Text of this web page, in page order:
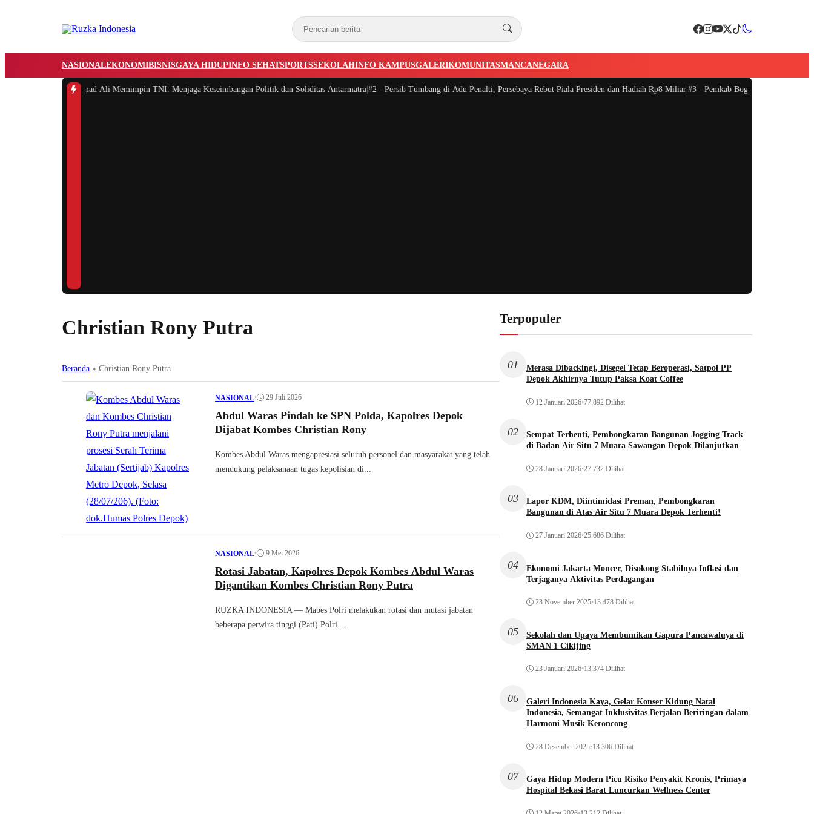
NASIONALEKONOMIBISNISGAYA HIDUPINFO SEHATSPORTSSEKOLAHINFO KAMPUSGALERIKOMUNITASMANCANEGARA
Muhammad Ali Memimpin TNI: Menjaga Keseimbangan Politik dan Soliditas Antarmatra|#2 - Persib Tumbang di Adu Penalti, Persebaya Rebut Piala Presiden dan Hadiah Rp8 Miliar|#3 - Pemkab Bogor Resmi Menetapkan
Christian Rony Putra
Beranda » Christian Rony Putra
NASIONAL• 29 Juli 2026
Abdul Waras Pindah ke SPN Polda, Kapolres Depok
Dijabat Kombes Christian Rony
Kombes Abdul Waras mengapresiasi seluruh personel dan masyarakat yang telah
mendukung pelaksanaan tugas kepolisian di...
NASIONAL• 9 Mei 2026
Rotasi Jabatan, Kapolres Depok Kombes Abdul Waras
Digantikan Kombes Christian Rony Putra
RUZKA INDONESIA — Mabes Polri melakukan rotasi dan mutasi jabatan
beberapa perwira tinggi (Pati) Polri....
Terpopuler
01
Merasa Dibackingi, Disegel Tetap Beroperasi, Satpol PP
Depok Akhirnya Tutup Paksa Koat Coffee
12 Januari 2026•77.892 Dilihat
02
Sempat Terhenti, Pembongkaran Bangunan Jogging Track
di Badan Air Situ 7 Muara Sawangan Depok Dilanjutkan
28 Januari 2026•27.732 Dilihat
03
Lapor KDM, Diintimidasi Preman, Pembongkaran
Bangunan di Atas Air Situ 7 Muara Depok Terhenti!
27 Januari 2026•25.686 Dilihat
04
Ekonomi Jakarta Moncer, Disokong Stabilnya Inflasi dan
Terjaganya Aktivitas Perdagangan
23 November 2025•13.478 Dilihat
05
Sekolah dan Upaya Membumikan Gapura Pancawaluya di
SMAN 1 Cikijing
23 Januari 2026•13.374 Dilihat
06
Galeri Indonesia Kaya, Gelar Konser Kidung Natal
Indonesia, Semangat Inklusivitas Berjalan Beriringan dalam
Harmoni Musik Keroncong
28 Desember 2025•13.306 Dilihat
07
Gaya Hidup Modern Picu Risiko Penyakit Kronis, Primaya
Hospital Bekasi Barat Luncurkan Wellness Center